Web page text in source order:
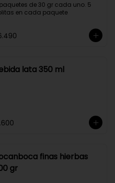
de 30 gr cada uno. 5
en cada paquete
lata 350 ml
finas hierbas
gr